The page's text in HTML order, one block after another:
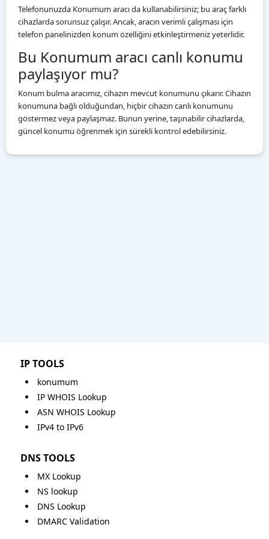
Telefonunuzda Konumum aracı da kullanabilirsiniz; bu araç farklı
cihazlarda sorunsuz çalışır. Ancak, aracın verimli çalışması için
telefon panelinizden konum özelliğini etkinleştirmeniz yeterlidir.
Bu Konumum aracı canlı konumu
paylaşıyor mu?
Konum bulma aracımız, cihazın mevcut konumunu çıkarır. Cihazın
konumuna bağlı olduğundan, hiçbir cihazın canlı konumunu
göstermez veya paylaşmaz. Bunun yerine, taşınabilir cihazlarda,
güncel konumu öğrenmek için sürekli kontrol edebilirsiniz.
IP TOOLS
konumum
IP WHOIS Lookup
ASN WHOIS Lookup
IPv4 to IPv6
DNS TOOLS
MX Lookup
NS lookup
DNS Lookup
DMARC Validation